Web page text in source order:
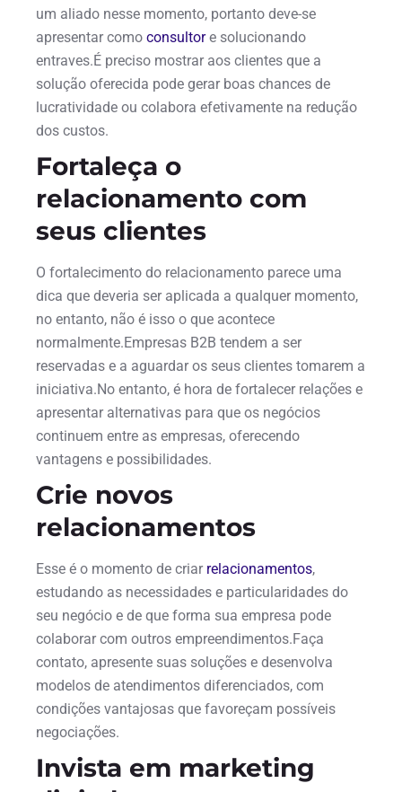
um aliado nesse momento, portanto deve-se
apresentar como consultore solucionando
entraves.É preciso mostrar aos clientes que a
solução oferecida pode gerar boas chances de
lucratividade ou colabora efetivamente na redução
dos custos.
Fortaleça o
relacionamento com
seus clientes
O fortalecimento do relacionamento parece uma
dica que deveria ser aplicada a qualquer momento,
no entanto, não é isso o que acontece
normalmente.Empresas B2B tendem a ser
reservadas e a aguardar os seus clientes tomarem a
iniciativa.No entanto, é hora de fortalecer relações e
apresentar alternativas para que os negócios
continuem entre as empresas, oferecendo
vantagens e possibilidades.
Crie novos
relacionamentos
Esse é o momento de criar relacionamentos,
estudando as necessidades e particularidades do
seu negócio e de que forma sua empresa pode
colaborar com outros empreendimentos.Faça
contato, apresente suas soluções e desenvolva
modelos de atendimentos diferenciados, com
condições vantajosas que favoreçam possíveis
negociações.
Invista em marketing